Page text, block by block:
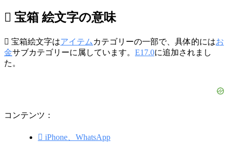
🪎 宝箱 絵文字の意味
🪎 宝箱絵文字はアイテム カテゴリーの一部で、具体的にはお
金サブカテゴリーに属しています。 E17.0に追加されまし
た。
コンテンツ：
🪎 iPhone、WhatsApp